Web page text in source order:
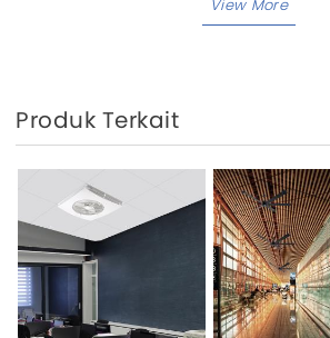
Produk Terkait